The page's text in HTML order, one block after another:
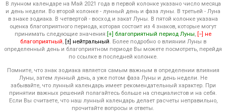
В лунном календаре на Май 2021 года в первой колонке указано число месяца
и день недели. Во второй колонке - лунный день и фаза луны. В третьей - Луна
в знаке зодиака. В четвертой - восход и закат Луны. В пятой колонке указана
оценка благоприятного периода, которая состоит из 4 знаков, которые могут
принимать следующие значения: [+] благоприятный период Луны, [−] не
благоприятный, [±] нейтральный. Более подробно о влиянии Луны в
определенный день и благоприятном периоде Вы можете посмотреть, перейдя
по ссылке в последней колонке.
Помните, что знак зодиака является самым важным в определении влияния
Луны, затем лунный день, а уже потом фаза Луны и день недели. Не
забывайте, что лунный календарь имеет рекомендательный характер. При
принятии важных решений полагайтесь больше на специалистов и на себя.
Если Вы считаете, что наш лунный календарь делает расчеты неправильно,
прочитайте вопросы и ответы.